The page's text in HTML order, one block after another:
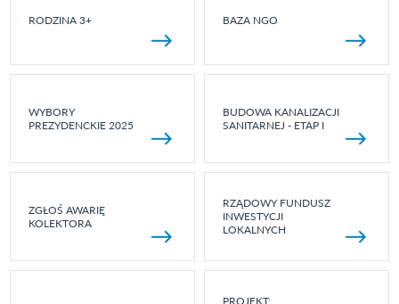
RODZINA 3+ BAZA NGO
WYBORY
PREZYDENCKIE 2025
BUDOWA KANALIZACJI
SANITARNEJ - ETAP I
ZGŁOŚ AWARIĘ
KOLEKTORA
RZĄDOWY FUNDUSZ
INWESTYCJI
LOKALNYCH
PROJEKT: